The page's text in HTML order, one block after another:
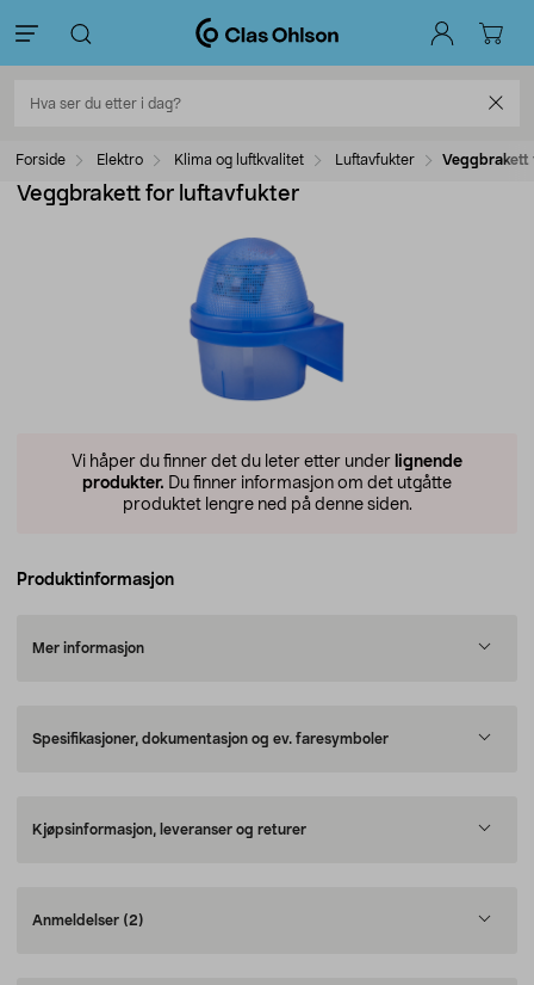
Forside Elektro Klima og luftkvalitet Luftavfukter Veggbrakett
Veggbrakett for luftavfukter
Vi håper du finner det du leter etter under lignende
produkter. Du finner informasjon om det utgåtte
produktet lengre ned på denne siden.
Produktinformasjon
Mer informasjon
Spesifikasjoner, dokumentasjon og ev. faresymboler
Kjøpsinformasjon, leveranser og returer
Anmeldelser (2)